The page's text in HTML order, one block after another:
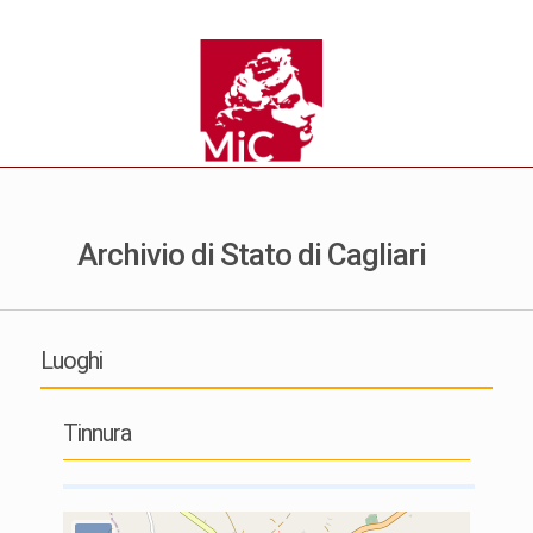
Archivio di Stato di Cagliari
Luoghi
Tinnura